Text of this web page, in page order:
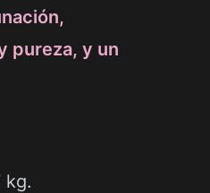
pureza, y un
kg.